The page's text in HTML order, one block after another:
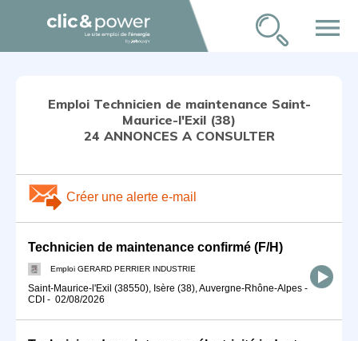
menu
Emploi Technicien de maintenance Saint-
Maurice-l'Exil (38)
24 ANNONCES A CONSULTER
Créer une alerte e-mail
Technicien de maintenance confirmé (F/H)
Emploi GERARD PERRIER INDUSTRIE
Saint-Maurice-l'Exil (38550), Isère (38), Auvergne-Rhône-Alpes -
CDI - 02/08/2026